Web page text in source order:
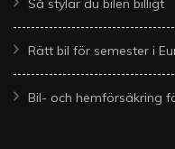
Så stylar du bilen billigt
Rätt bil för semester i
Bil- och hemförsäkring